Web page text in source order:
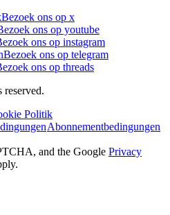
Bezoek ons op x
ons op youtube
ons op instagram
Bezoek ons op telegram
ons op threads
Politik
Abonnementbedingungen
and the Google Privacy